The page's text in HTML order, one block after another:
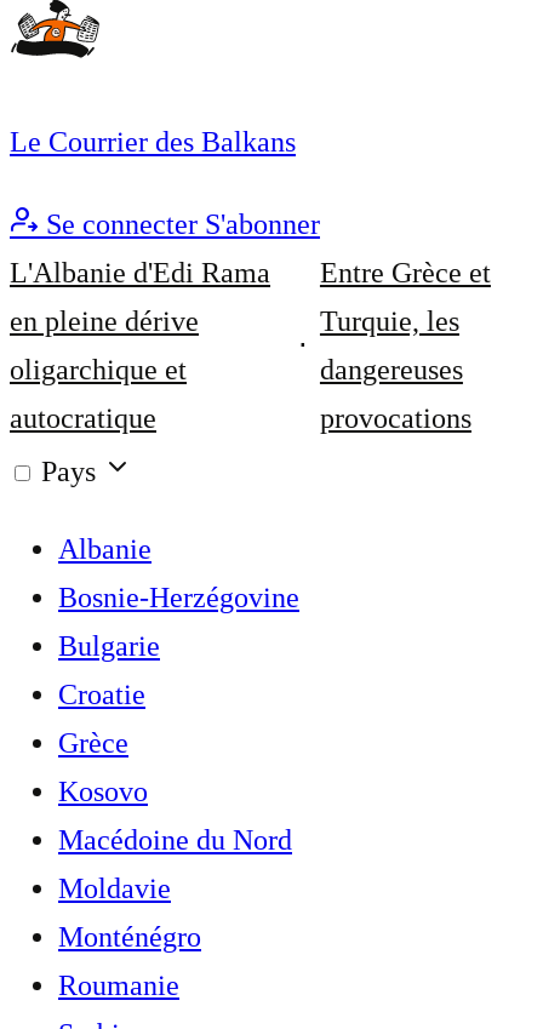
Le Courrier des Balkans
Se connecter S'abonner
L'Albanie d'Edi Rama
en pleine dérive
oligarchique et
autocratique
Entre Grèce et
Turquie, les
dangereuses
provocations
Pays
Albanie
Bosnie-Herzégovine
Bulgarie
Croatie
Grèce
Kosovo
Macédoine du Nord
Moldavie
Monténégro
Roumanie